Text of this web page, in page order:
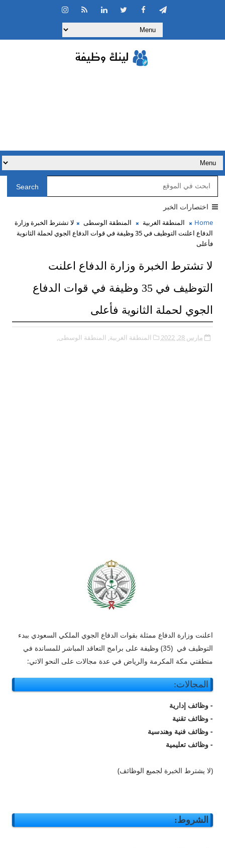
Search
اختصارات الخبر
Home المنطقة الغربية المنطقة الوسطى
لا تشترط الخبرة وزارة
الدفاع اعلنت التوظيف في 35 وظيفة في قوات الدفاع الجوي لحملة الثانوية
فأعلى
لا تشترط الخبرة وزارة الدفاع اعلنت
التوظيف في 35 وظيفة في قوات الدفاع
الجوي لحملة الثانوية فأعلى
مارس 28, 2022 المنطقة الغربية, المنطقة الوسطى,
اعلنت وزارة الدفاع ممثلة بقوات الدفاع الجوي الملكي السعودي ببدء
التوظيف في (35) وظيفة على برامج التعاقد المباشر للمساندة في
منطقتي مكة المكرمة والرياض في عدة مجالات على النحو الاتي:
المجالات:
- وظائف إدارية
- وظائف تقنية
- وظائف فنية وهندسية
- وظائف تعليمية
(لا يشترط الخبرة لجميع الوظائف)
الشروط: